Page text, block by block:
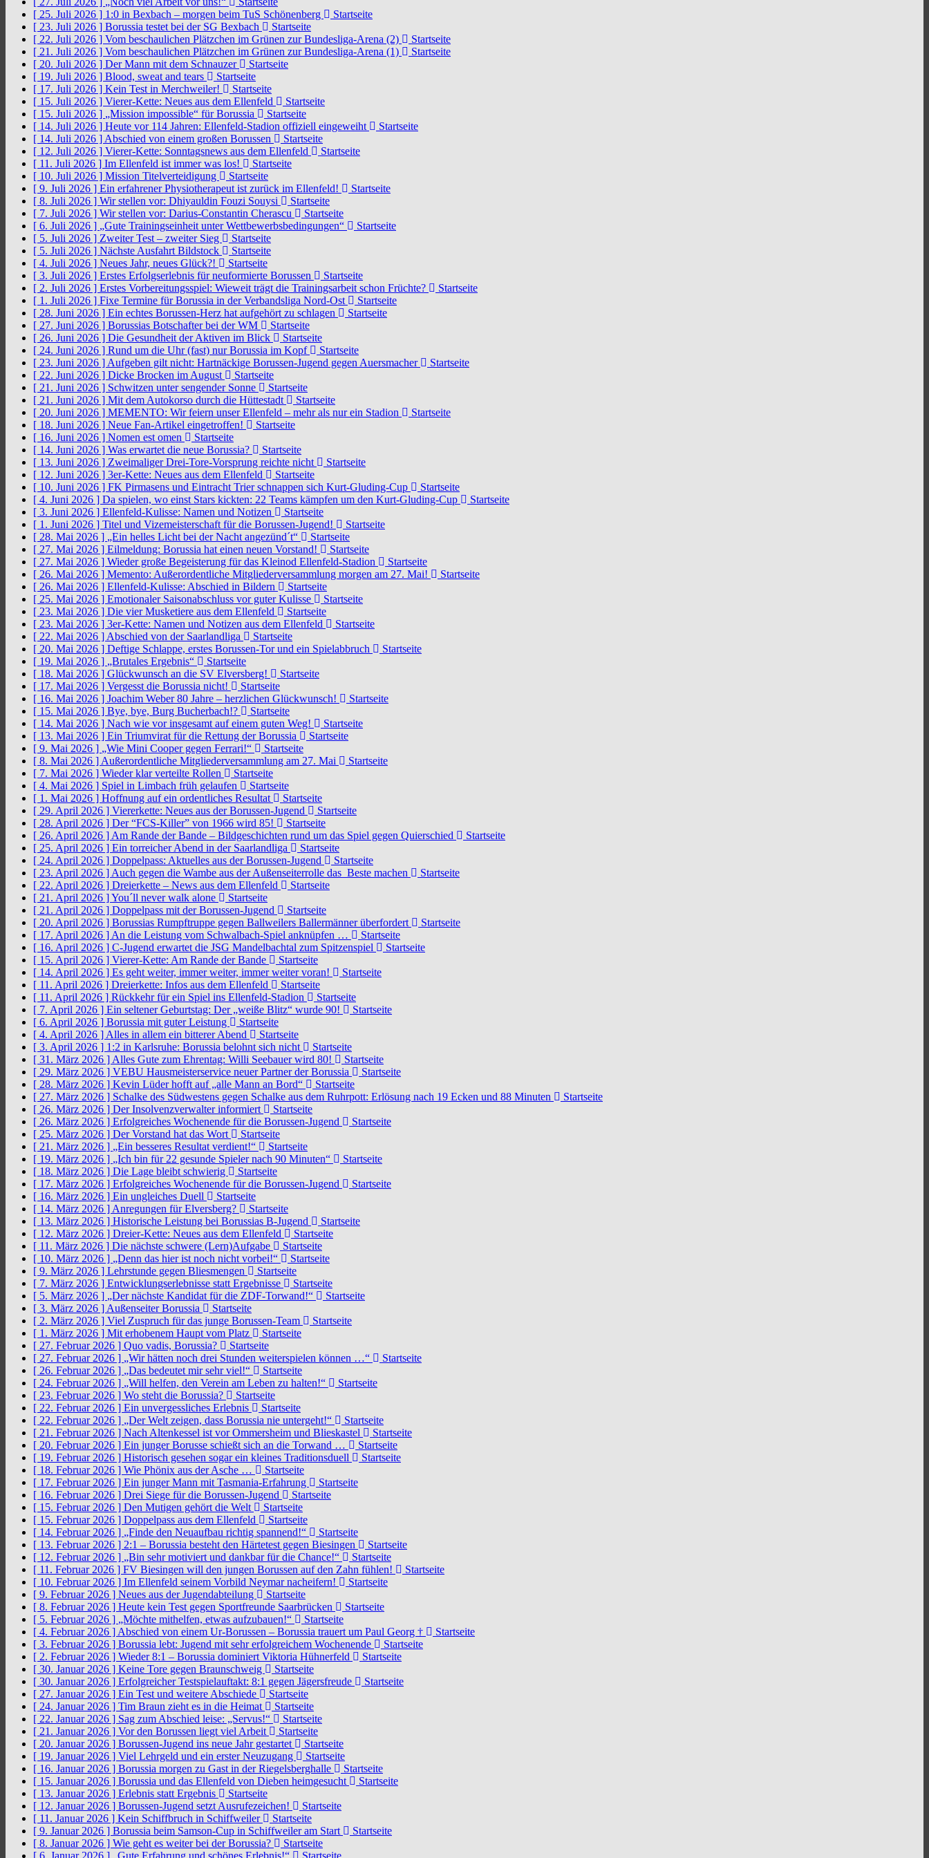
[ 25. Juli 2026 ] 1:0 in Bexbach – morgen beim TuS Schönenberg
Startseite
[ 23. Juli 2026 ] Borussia testet bei der SG Bexbach
Startseite
[ 22. Juli 2026 ] Vom beschaulichen Plätzchen im Grünen zur Bundesliga-Arena (2)
Startseite
[ 21. Juli 2026 ] Vom beschaulichen Plätzchen im Grünen zur Bundesliga-Arena (1)
Startseite
[ 20. Juli 2026 ] Der Mann mit dem Schnauzer
Startseite
[ 19. Juli 2026 ] Blood, sweat and tears
Startseite
[ 17. Juli 2026 ] Kein Test in Merchweiler!
Startseite
[ 15. Juli 2026 ] Vierer-Kette: Neues aus dem Ellenfeld
Startseite
[ 15. Juli 2026 ] „Mission impossible“ für Borussia
Startseite
[ 14. Juli 2026 ] Heute vor 114 Jahren: Ellenfeld-Stadion offiziell eingeweiht
Startseite
[ 14. Juli 2026 ] Abschied von einem großen Borussen
Startseite
[ 12. Juli 2026 ] Vierer-Kette: Sonntagsnews aus dem Ellenfeld
Startseite
[ 11. Juli 2026 ] Im Ellenfeld ist immer was los!
Startseite
[ 10. Juli 2026 ] Mission Titelverteidigung
Startseite
[ 9. Juli 2026 ] Ein erfahrener Physiotherapeut ist zurück im Ellenfeld!
Startseite
[ 8. Juli 2026 ] Wir stellen vor: Dhiyauldin Fouzi Souysi
Startseite
[ 7. Juli 2026 ] Wir stellen vor: Darius-Constantin Cherascu
Startseite
[ 6. Juli 2026 ] „Gute Trainingseinheit unter Wettbewerbsbedingungen“
Startseite
[ 5. Juli 2026 ] Zweiter Test – zweiter Sieg
Startseite
[ 5. Juli 2026 ] Nächste Ausfahrt Bildstock
Startseite
[ 4. Juli 2026 ] Neues Jahr, neues Glück?!
Startseite
[ 3. Juli 2026 ] Erstes Erfolgserlebnis für neuformierte Borussen
Startseite
[ 2. Juli 2026 ] Erstes Vorbereitungsspiel: Wieweit trägt die Trainingsarbeit schon Früchte?
Startseite
[ 1. Juli 2026 ] Fixe Termine für Borussia in der Verbandsliga Nord-Ost
Startseite
[ 28. Juni 2026 ] Ein echtes Borussen-Herz hat aufgehört zu schlagen
Startseite
[ 27. Juni 2026 ] Borussias Botschafter bei der WM
Startseite
[ 26. Juni 2026 ] Die Gesundheit der Aktiven im Blick
Startseite
[ 24. Juni 2026 ] Rund um die Uhr (fast) nur Borussia im Kopf
Startseite
[ 23. Juni 2026 ] Aufgeben gilt nicht: Hartnäckige Borussen-Jugend gegen Auersmacher
Startseite
[ 22. Juni 2026 ] Dicke Brocken im August
Startseite
[ 21. Juni 2026 ] Schwitzen unter sengender Sonne
Startseite
[ 21. Juni 2026 ] Mit dem Autokorso durch die Hüttestadt
Startseite
[ 20. Juni 2026 ] MEMENTO: Wir feiern unser Ellenfeld – mehr als nur ein Stadion
Startseite
[ 18. Juni 2026 ] Neue Fan-Artikel eingetroffen!
Startseite
[ 16. Juni 2026 ] Nomen est omen
Startseite
[ 14. Juni 2026 ] Was erwartet die neue Borussia?
Startseite
[ 13. Juni 2026 ] Zweimaliger Drei-Tore-Vorsprung reichte nicht
Startseite
[ 12. Juni 2026 ] 3er-Kette: Neues aus dem Ellenfeld
Startseite
[ 10. Juni 2026 ] FK Pirmasens und Eintracht Trier schnappen sich Kurt-Gluding-Cup
Startseite
[ 4. Juni 2026 ] Da spielen, wo einst Stars kickten: 22 Teams kämpfen um den Kurt-Gluding-Cup
Startseite
[ 3. Juni 2026 ] Ellenfeld-Kulisse: Namen und Notizen
Startseite
[ 1. Juni 2026 ] Titel und Vizemeisterschaft für die Borussen-Jugend!
Startseite
[ 28. Mai 2026 ] „Ein helles Licht bei der Nacht angezünd´t“
Startseite
[ 27. Mai 2026 ] Eilmeldung: Borussia hat einen neuen Vorstand!
Startseite
[ 27. Mai 2026 ] Wieder große Begeisterung für das Kleinod Ellenfeld-Stadion
Startseite
[ 26. Mai 2026 ] Memento: Außerordentliche Mitgliederversammlung morgen am 27. Mai!
Startseite
[ 26. Mai 2026 ] Ellenfeld-Kulisse: Abschied in Bildern
Startseite
[ 25. Mai 2026 ] Emotionaler Saisonabschluss vor guter Kulisse
Startseite
[ 23. Mai 2026 ] Die vier Musketiere aus dem Ellenfeld
Startseite
[ 23. Mai 2026 ] 3er-Kette: Namen und Notizen aus dem Ellenfeld
Startseite
[ 22. Mai 2026 ] Abschied von der Saarlandliga
Startseite
[ 20. Mai 2026 ] Deftige Schlappe, erstes Borussen-Tor und ein Spielabbruch
Startseite
[ 19. Mai 2026 ] „Brutales Ergebnis“
Startseite
[ 18. Mai 2026 ] Glückwunsch an die SV Elversberg!
Startseite
[ 17. Mai 2026 ] Vergesst die Borussia nicht!
Startseite
[ 16. Mai 2026 ] Joachim Weber 80 Jahre – herzlichen Glückwunsch!
Startseite
[ 15. Mai 2026 ] Bye, bye, Burg Bucherbach!?
Startseite
[ 14. Mai 2026 ] Nach wie vor insgesamt auf einem guten Weg!
Startseite
[ 13. Mai 2026 ] Ein Triumvirat für die Rettung der Borussia
Startseite
[ 9. Mai 2026 ] „Wie Mini Cooper gegen Ferrari!“
Startseite
[ 8. Mai 2026 ] Außerordentliche Mitgliederversammlung am 27. Mai
Startseite
[ 7. Mai 2026 ] Wieder klar verteilte Rollen
Startseite
[ 4. Mai 2026 ] Spiel in Limbach früh gelaufen
Startseite
[ 1. Mai 2026 ] Hoffnung auf ein ordentliches Resultat
Startseite
[ 29. April 2026 ] Viererkette: Neues aus der Borussen-Jugend
Startseite
[ 28. April 2026 ] Der “FCS-Killer” von 1966 wird 85!
Startseite
[ 26. April 2026 ] Am Rande der Bande – Bildgeschichten rund um das Spiel gegen Quierschied
Startseite
[ 25. April 2026 ] Ein torreicher Abend in der Saarlandliga
Startseite
[ 24. April 2026 ] Doppelpass: Aktuelles aus der Borussen-Jugend
Startseite
[ 23. April 2026 ] Auch gegen die Wambe aus der Außenseiterrolle das Beste machen
Startseite
[ 22. April 2026 ] Dreierkette – News aus dem Ellenfeld
Startseite
[ 21. April 2026 ]You´ll never walk alone
Startseite
[ 21. April 2026 ] Doppelpass mit der Borussen-Jugend
Startseite
[ 20. April 2026 ] Borussias Rumpftruppe gegen Ballweilers Ballermänner überfordert
Startseite
[ 17. April 2026 ] An die Leistung vom Schwalbach-Spiel anknüpfen …
Startseite
[ 16. April 2026 ] C-Jugend erwartet die JSG Mandelbachtal zum Spitzenspiel
Startseite
[ 15. April 2026 ] Vierer-Kette: Am Rande der Bande
Startseite
[ 14. April 2026 ] Es geht weiter, immer weiter, immer weiter voran!
Startseite
[ 11. April 2026 ] Dreierkette: Infos aus dem Ellenfeld
Startseite
[ 11. April 2026 ] Rückkehr für ein Spiel ins Ellenfeld-Stadion
Startseite
[ 7. April 2026 ] Ein seltener Geburtstag: Der „weiße Blitz“ wurde 90!
Startseite
[ 6. April 2026 ] Borussia mit guter Leistung
Startseite
[ 4. April 2026 ] Alles in allem ein bitterer Abend
Startseite
[ 3. April 2026 ] 1:2 in Karlsruhe: Borussia belohnt sich nicht
Startseite
[ 31. März 2026 ] Alles Gute zum Ehrentag: Willi Seebauer wird 80!
Startseite
[ 29. März 2026 ] VEBU Hausmeisterservice neuer Partner der Borussia
Startseite
[ 28. März 2026 ] Kevin Lüder hofft auf „alle Mann an Bord“
Startseite
[ 27. März 2026 ] Schalke des Südwestens gegen Schalke aus dem Ruhrpott: Erlösung nach 19 Ecken und 88 Minuten
Startseite
[ 26. März 2026 ] Der Insolvenzverwalter informiert
Startseite
[ 26. März 2026 ] Erfolgreiches Wochenende für die Borussen-Jugend
Startseite
[ 25. März 2026 ] Der Vorstand hat das Wort
Startseite
[ 21. März 2026 ] „Ein besseres Resultat verdient!“
Startseite
[ 19. März 2026 ] „Ich bin für 22 gesunde Spieler nach 90 Minuten“
Startseite
[ 18. März 2026 ] Die Lage bleibt schwierig
Startseite
[ 17. März 2026 ] Erfolgreiches Wochenende für die Borussen-Jugend
Startseite
[ 16. März 2026 ] Ein ungleiches Duell
Startseite
[ 14. März 2026 ] Anregungen für Elversberg?
Startseite
[ 13. März 2026 ] Historische Leistung bei Borussias B-Jugend
Startseite
[ 12. März 2026 ] Dreier-Kette: Neues aus dem Ellenfeld
Startseite
[ 11. März 2026 ] Die nächste schwere (Lern)Aufgabe
Startseite
[ 10. März 2026 ] „Denn das hier ist noch nicht vorbei!“
Startseite
[ 9. März 2026 ] Lehrstunde gegen Bliesmengen
Startseite
[ 7. März 2026 ] Entwicklungserlebnisse statt Ergebnisse
Startseite
[ 5. März 2026 ] „Der nächste Kandidat für die ZDF-Torwand!“
Startseite
[ 3. März 2026 ] Außenseiter Borussia
Startseite
[ 2. März 2026 ] Viel Zuspruch für das junge Borussen-Team
Startseite
[ 1. März 2026 ] Mit erhobenem Haupt vom Platz
Startseite
[ 27. Februar 2026 ] Quo vadis, Borussia?
Startseite
[ 27. Februar 2026 ] „Wir hätten noch drei Stunden weiterspielen können …“
Startseite
[ 26. Februar 2026 ] „Das bedeutet mir sehr viel!“
Startseite
[ 24. Februar 2026 ] „Will helfen, den Verein am Leben zu halten!“
Startseite
[ 23. Februar 2026 ] Wo steht die Borussia?
Startseite
[ 22. Februar 2026 ] Ein unvergessliches Erlebnis
Startseite
[ 22. Februar 2026 ] „Der Welt zeigen, dass Borussia nie untergeht!“
Startseite
[ 21. Februar 2026 ] Nach Altenkessel ist vor Ommersheim und Blieskastel
Startseite
[ 20. Februar 2026 ] Ein junger Borusse schießt sich an die Torwand …
Startseite
[ 19. Februar 2026 ] Historisch gesehen sogar ein kleines Traditionsduell
Startseite
[ 18. Februar 2026 ] Wie Phönix aus der Asche …
Startseite
[ 17. Februar 2026 ] Ein junger Mann mit Tasmania-Erfahrung
Startseite
[ 16. Februar 2026 ] Drei Siege für die Borussen-Jugend
Startseite
[ 15. Februar 2026 ] Den Mutigen gehört die Welt
Startseite
[ 15. Februar 2026 ] Doppelpass aus dem Ellenfeld
Startseite
[ 14. Februar 2026 ] „Finde den Neuaufbau richtig spannend!“
Startseite
[ 13. Februar 2026 ] 2:1 – Borussia besteht den Härtetest gegen Biesingen
Startseite
[ 12. Februar 2026 ] „Bin sehr motiviert und dankbar für die Chance!“
Startseite
[ 11. Februar 2026 ] FV Biesingen will den jungen Borussen auf den Zahn fühlen!
Startseite
[ 10. Februar 2026 ] Im Ellenfeld seinem Vorbild Neymar nacheifern!
Startseite
[ 9. Februar 2026 ] Neues aus der Jugendabteilung
Startseite
[ 8. Februar 2026 ] Heute kein Test gegen Sportfreunde Saarbrücken
Startseite
[ 5. Februar 2026 ] „Möchte mithelfen, etwas aufzubauen!“
Startseite
[ 4. Februar 2026 ] Abschied von einem Ur-Borussen – Borussia trauert um Paul Georg †
Startseite
[ 3. Februar 2026 ] Borussia lebt: Jugend mit sehr erfolgreichem Wochenende
Startseite
[ 2. Februar 2026 ] Wieder 8:1 – Borussia dominiert Viktoria Hühnerfeld
Startseite
[ 30. Januar 2026 ] Keine Tore gegen Braunschweig
Startseite
[ 30. Januar 2026 ] Erfolgreicher Testspielauftakt: 8:1 gegen Jägersfreude
Startseite
[ 27. Januar 2026 ] Ein Test und weitere Abschiede
Startseite
[ 24. Januar 2026 ] Tim Braun zieht es in die Heimat
Startseite
[ 22. Januar 2026 ] Sag zum Abschied leise: „Servus!“
Startseite
[ 21. Januar 2026 ] Vor den Borussen liegt viel Arbeit
Startseite
[ 20. Januar 2026 ] Borussen-Jugend ins neue Jahr gestartet
Startseite
[ 19. Januar 2026 ] Viel Lehrgeld und ein erster Neuzugang
Startseite
[ 16. Januar 2026 ] Borussia morgen zu Gast in der Riegelsberghalle
Startseite
[ 15. Januar 2026 ] Borussia und das Ellenfeld von Dieben heimgesucht
Startseite
[ 13. Januar 2026 ] Erlebnis statt Ergebnis
Startseite
[ 12. Januar 2026 ] Borussen-Jugend setzt Ausrufezeichen!
Startseite
[ 11. Januar 2026 ] Kein Schiffbruch in Schiffweiler
Startseite
[ 9. Januar 2026 ] Borussia beim Samson-Cup in Schiffweiler am Start
Startseite
[ 8. Januar 2026 ] Wie geht es weiter bei der Borussia?
Startseite
[ 6. Januar 2026 ]
„Gute Erfahrung und schönes Erlebnis!“ Startseite